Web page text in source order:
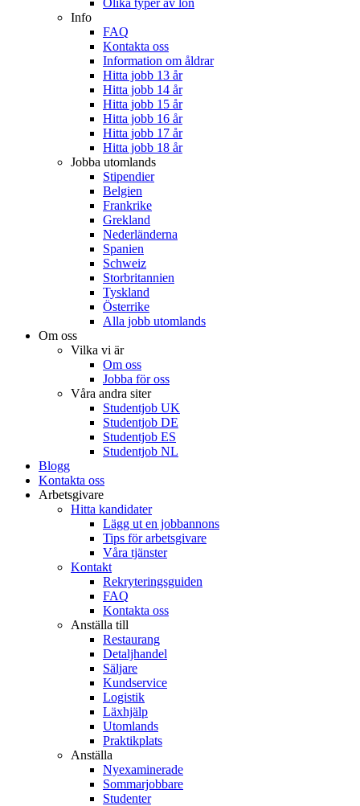
Olika typer av lön
Info
FAQ
Kontakta oss
Information om åldrar
Hitta jobb 13 år
Hitta jobb 14 år
Hitta jobb 15 år
Hitta jobb 16 år
Hitta jobb 17 år
Hitta jobb 18 år
Jobba utomlands
Stipendier
Belgien
Frankrike
Grekland
Nederländerna
Spanien
Schweiz
Storbritannien
Tyskland
Österrike
Alla jobb utomlands
Om oss
Vilka vi är
Om oss
Jobba för oss
Våra andra siter
Studentjob UK
Studentjob DE
Studentjob ES
Studentjob NL
Blogg
Kontakta oss
Arbetsgivare
Hitta kandidater
Lägg ut en jobbannons
Tips för arbetsgivare
Våra tjänster
Kontakt
Rekryteringsguiden
FAQ
Kontakta oss
Anställa till
Restaurang
Detaljhandel
Säljare
Kundservice
Logistik
Läxhjälp
Utomlands
Praktikplats
Anställa
Nyexaminerade
Sommarjobbare
Studenter